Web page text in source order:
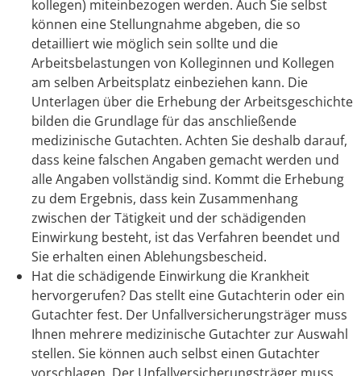
kollegen) miteinbezogen werden. Auch Sie selbst
können eine Stellungnahme abgeben, die so
detailliert wie möglich sein sollte und die
Arbeitsbelastungen von Kolleginnen und Kollegen
am selben Arbeitsplatz einbeziehen kann. Die
Unterlagen über die Erhebung der Arbeitsgeschichte
bilden die Grundlage für das anschließende
medizinische Gutachten. Achten Sie deshalb darauf,
dass keine falschen Angaben gemacht werden und
alle Angaben vollständig sind. Kommt die Erhebung
zu dem Ergebnis, dass kein Zusammenhang
zwischen der Tätigkeit und der schädigenden
Einwirkung besteht, ist das Verfahren beendet und
Sie erhalten einen Ablehungsbescheid.
Hat die schädigende Einwirkung die Krankheit
hervorgerufen? Das stellt eine Gutachterin oder ein
Gutachter fest. Der Unfallversicherungsträger muss
Ihnen mehrere medizinische Gutachter zur Auswahl
stellen. Sie können auch selbst einen Gutachter